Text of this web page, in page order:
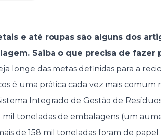
e até roupas são alguns dos
Saiba o que precisa de fazer
longe das metas definidas para a
é uma prática cada vez mais comum
Integrado de Gestão de
mil toneladas de embalagens (um
de 158 mil toneladas foram de